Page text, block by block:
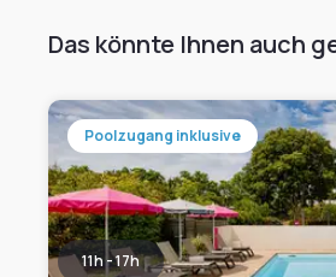
Das könnte Ihnen auch
Poolzugang inklusive
11h - 17h